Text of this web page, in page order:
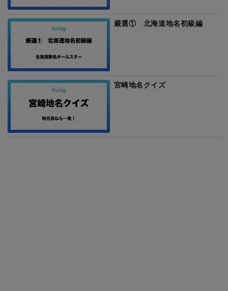
厳選① 北海道地名初級編
宮崎地名クイズ